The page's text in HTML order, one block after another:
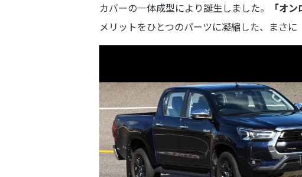
カバーの一体成型により誕生しました。
「オ
メリットをひとつのパーツに凝縮した、まさ